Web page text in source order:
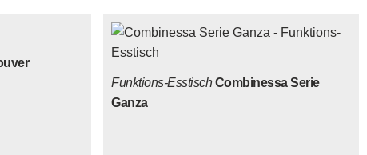
Funktions-EsstischCombinessa Serie
Ganza